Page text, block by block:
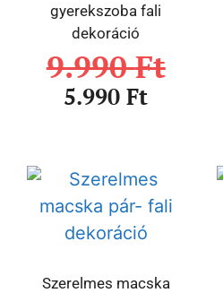
gyerekszoba fali
dekoráció
9.990Ft
5.990Ft
Szerelmes macska